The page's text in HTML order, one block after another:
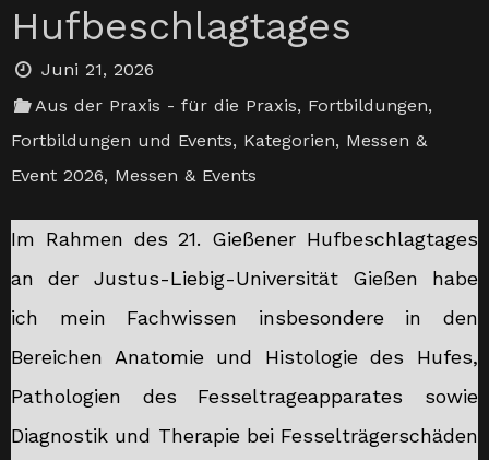
Hufbeschlagtages
Juni 21, 2026
Aus der Praxis - für die Praxis, Fortbildungen,
Fortbildungen und Events, Kategorien, Messen &
Event 2026, Messen & Events
Im Rahmen des 21. Gießener Hufbeschlagtages
an der Justus-Liebig-Universität Gießen habe
ich mein Fachwissen insbesondere in den
Bereichen Anatomie und Histologie des Hufes,
Pathologien des Fesseltrageapparates sowie
Diagnostik und Therapie bei Fesselträgerschäden